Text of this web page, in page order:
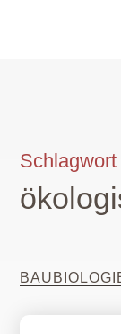
Schlagwort